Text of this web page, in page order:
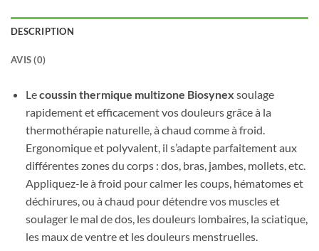
DESCRIPTION
AVIS (0)
Lecoussin thermique multizone Biosynex soulage
rapidement et efficacement vos douleurs grâce à la
thermothérapie naturelle, à chaud comme à froid.
Ergonomique et polyvalent, il s’adapte parfaitement aux
différentes zones du corps : dos, bras, jambes, mollets, etc.
Appliquez-le à froid pour calmer les coups, hématomes et
déchirures, ou à chaud pour détendre vos muscles et
soulager le mal de dos, les douleurs lombaires, la sciatique,
les maux de ventre et les douleurs menstruelles.